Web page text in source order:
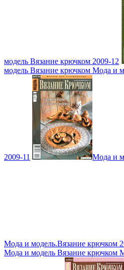
модель Вязание крючком 2009-12
модель Вязание крючком Мода и
2009-11 Мода и
Мода и модель.Вязание крючком
Мода и модель Вязание крючком